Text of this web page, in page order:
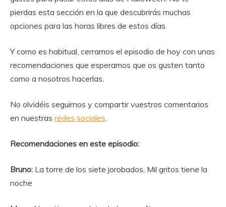
pierdas esta sección en la que descubrirás muchas
opciones para las horas libres de estos días.
Y como es habitual, cerramos el episodio de hoy con unas
recomendaciones que esperamos que os gusten tanto
como a nosotros hacerlas.
No olvidéis seguirnos y compartir vuestros comentarios
en nuestras redes sociales.
Recomendaciones en este episodio:
Bruno: La torre de los siete jorobados, Mil gritos tiene la
noche